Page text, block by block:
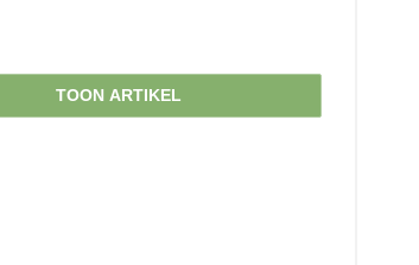
TOON ARTIKEL